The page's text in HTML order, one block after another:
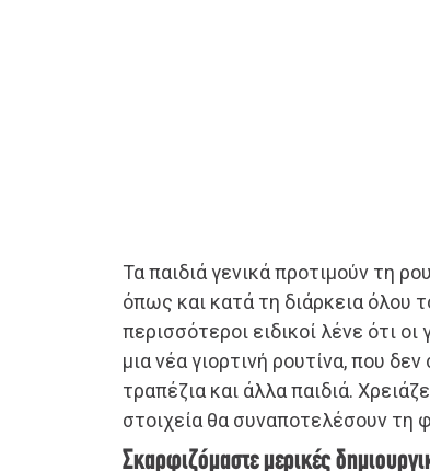
Τα παιδιά γενικά προτιμούν τη
όπως και κατά τη διάρκεια όλου
περισσότεροι ειδικοί λένε ότι
μια νέα γιορτινή ρουτίνα, που
τραπέζια και άλλα παιδιά.
στοιχεία θα συναποτελέσουν τη
Σκαρφιζόμαστε μερικές